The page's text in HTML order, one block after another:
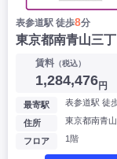
表参道駅 徒歩8分
東京都南青山三
賃料 （税込）
1,284,476円
最寄駅 表参道駅 徒
住所 東京都南青
フロア 1階